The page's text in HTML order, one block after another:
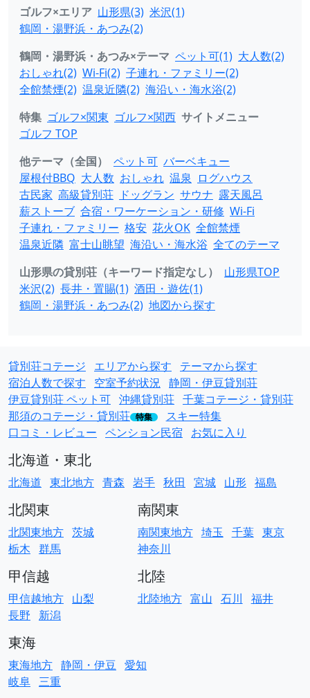
ゴルフ×エリア 山形県(3) 米沢(1)
鶴岡・湯野浜・あつみ(2)
鶴岡・湯野浜・あつみ×テーマ ペット可(1) 大人数(2)
おしゃれ(2) Wi-Fi(2) 子連れ・ファミリー(2)
全館禁煙(2) 温泉近隣(2) 海沿い・海水浴(2)
特集 ゴルフ×関東 ゴルフ×関西 サイトメニュー
ゴルフ TOP
他テーマ（全国）
ペット可 バーベキュー
屋根付BBQ 大人数 おしゃれ 温泉 ログハウス
古民家 高級貸別荘 ドッグラン サウナ 露天風呂
薪ストーブ 合宿・ワーケーション・研修 Wi-Fi
子連れ・ファミリー 格安 花火OK 全館禁煙
温泉近隣 富士山眺望 海沿い・海水浴 全てのテーマ
山形県の貸別荘（キーワード指定なし）
山形県TOP
米沢(2) 長井・置賜(1) 酒田・遊佐(1)
鶴岡・湯野浜・あつみ(2) 地図から探す
貸別荘コテージ エリアから探す
テーマから探す
宿泊人数で探す
空室予約状況 静岡・伊豆貸別荘
伊豆貸別荘 ペット可 沖縄貸別荘 千葉コテージ・貸別荘
那須のコテージ・貸別荘 特集
スキー特集
口コミ・レビュー ペンション民宿 お気に入り
北海道・東北
北海道 東北地方 青森 岩手 秋田 宮城 山形 福島
北関東
北関東地方 茨城
栃木 群馬
南関東
南関東地方 埼玉 千葉 東京
神奈川
甲信越
甲信越地方 山梨
長野
新潟
北陸
北陸地方 富山 石川 福井
東海
東海地方 静岡・伊豆 愛知
岐阜 三重